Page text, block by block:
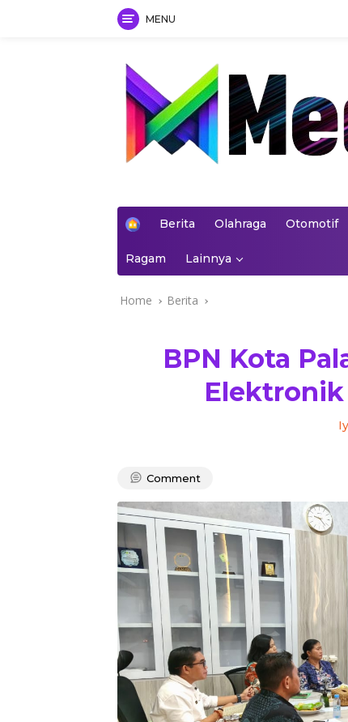
MENU
H
e
Berita Olahraga Otomotif
Ragam Lainnya
Home Berita
BPN Kota
Elektronik
Comment